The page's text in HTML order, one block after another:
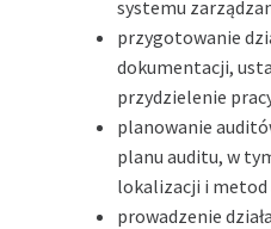
systemu
przygotowanie
dokumentacji,
przydzielenie
planowanie
planu auditu, w
lokalizacji i metod
prowadzenie